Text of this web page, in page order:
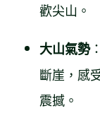
歡尖山。
大山氣勢
斷崖，感
震撼。